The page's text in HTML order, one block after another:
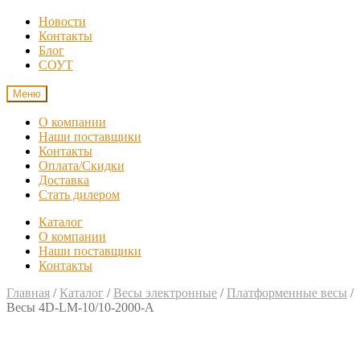
Новости
Контакты
Блог
СОУТ
Меню
О компании
Наши поставщики
Контакты
Оплата/Скидки
Доставка
Стать дилером
Каталог
О компании
Наши поставщики
Контакты
Главная / Каталог / Весы электронные / Платформенные весы /
Весы 4D-LM-10/10-2000-A